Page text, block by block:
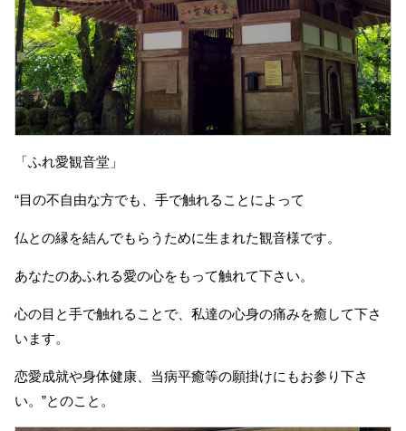
「ふれ愛観音堂」
“目の不自由な方でも、手で触れることによって
仏との縁を結んでもらうために生まれた観音様です。
あなたのあふれる愛の心をもって触れて下さい。
心の目と手で触れることで、私達の心身の痛みを癒して下さ
います。
恋愛成就や身体健康、当病平癒等の願掛けにもお参り下さ
い。”とのこと。